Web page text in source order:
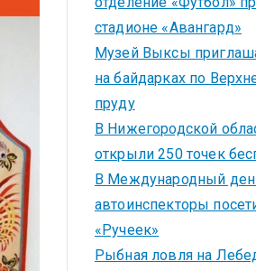
стадионе «Авангард»
Музей Выксы
на байдарках по
пруду
В Нижегородской
открыли 250 точек
В Международный
автоинспекторы
«Ручеек»
Рыбная ловля на